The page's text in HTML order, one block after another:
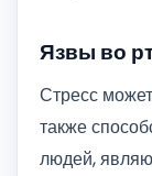
Язвы во
Стресс
также
людей,